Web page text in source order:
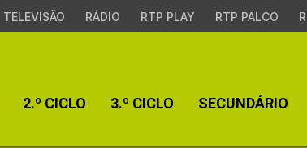
TELEVISÃO RÁDIO RTP PLAY RTP PALCO
2.º CICLO 3.º CICLO SECUNDÁRIO